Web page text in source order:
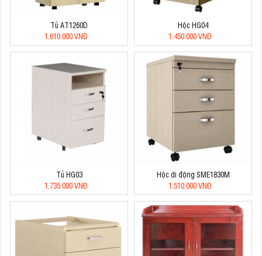
Tủ AT1260D
1.610.000 VNĐ
Hộc HG04
1.450.000 VNĐ
Tủ HG03
1.735.000 VNĐ
Hộc di động SME1830M
1.510.000 VNĐ